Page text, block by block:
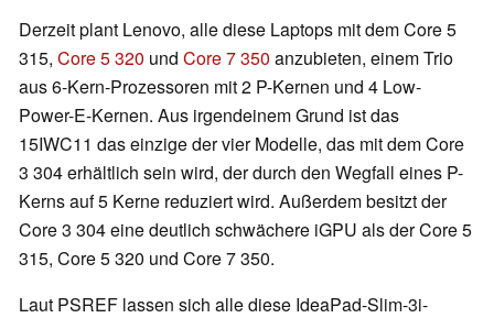
Derzeit plant Lenovo, alle diese Laptops mit dem Core 5
315, Core 5 320 und Core 7 350 anzubieten, einem Trio
aus 6-Kern-Prozessoren mit 2 P-Kernen und 4 Low-
Power-E-Kernen. Aus irgendeinem Grund ist das
15IWC11 das einzige der vier Modelle, das mit dem Core
3 304 erhältlich sein wird, der durch den Wegfall eines P-
Kerns auf 5 Kerne reduziert wird. Außerdem besitzt der
Core 3 304 eine deutlich schwächere iGPU als der Core 5
315, Core 5 320 und Core 7 350.
Laut PSREF lassen sich alle diese IdeaPad-Slim-3i-